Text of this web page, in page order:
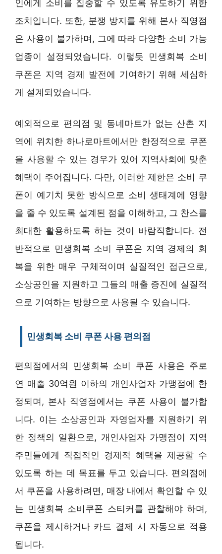
인에게 소비를 집중할 수 있도록 유도하기 위한
조치입니다. 또한, 분쟁 방지를 위해 본사 직영점
은 사용이 불가하며, 그에 따라 다양한 소비 가능
업종이 설정되었습니다. 이렇듯 민생회복 소비
쿠폰은 지역 경제 발전에 기여하기 위해 세심하
게 설계되었습니다.
예외적으로 편의점 및 동네마트가 없는 산촌 지
역에 위치한 하나로마트에서만 한정적으로 쿠폰
을 사용할 수 있는 경우가 있어 지역사회에 맞춘
혜택이 주어집니다. 다만, 이러한 제한은 소비 쿠
폰이 예기치 못한 방식으로 소비 생태계에 영향
을 줄 수 있도록 설계된 점을 이해하고, 그 찬스를
최대한 활용하도록 하는 것이 바람직합니다. 전
반적으로 민생회복 소비 쿠폰은 지역 경제의 회
복을 위한 매우 구체적이며 실질적인 접근으로,
소상공인을 지원하고 그들의 매출 증진에 실질적
으로 기여하는 방향으로 사용될 수 있습니다.
민생회복 소비 쿠폰 사용 편의점
편의점에서의 민생회복 소비 쿠폰 사용은 주로
연 매출 30억원 이하의 개인사업자 가맹점에 한
정되며, 본사 직영점에서는 쿠폰 사용이 불가합
니다. 이는 소상공인과 자영업자를 지원하기 위
한 정책의 일환으로, 개인사업자 가맹점이 지역
주민들에게 직접적인 경제적 혜택을 제공할 수
있도록 하는 데 목표를 두고 있습니다. 편의점에
서 쿠폰을 사용하려면, 매장 내에서 확인할 수 있
는 민생회복 소비쿠폰 스티커를 관찰해야 하며,
쿠폰을 제시하거나 카드 결제 시 자동으로 적용
됩니다.